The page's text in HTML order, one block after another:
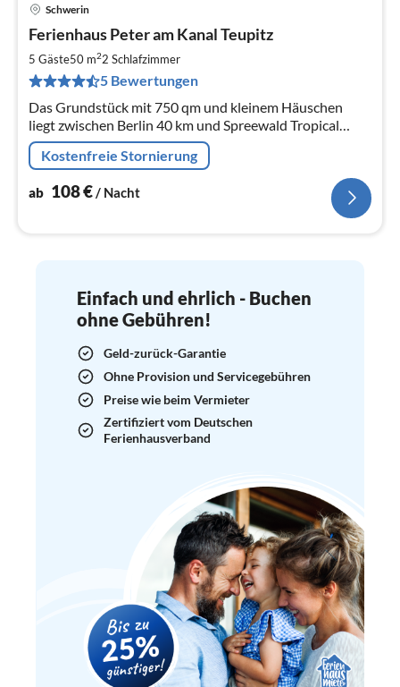
Schwerin
Ferienhaus Peter am Kanal Teupitz
5 Gäste50 m22 Schlafzimmer
5 Bewertungen
Das Grundstück mit 750 qm und kleinem Häuschen
liegt zwischen Berlin 40 km und Spreewald Tropical
Island 30 km, auf einer kleinen befahrbaren Insel bei
Teupitz Groß- Köris.
Kostenfreie Stornierung
ab 108€/ Nacht
Einfach und ehrlich - Buchen
ohne Gebühren!
Geld-zurück-Garantie
Ohne Provision und Servicegebühren
Preise wie beim Vermieter
Zertifiziert vom Deutschen
Ferienhausverband